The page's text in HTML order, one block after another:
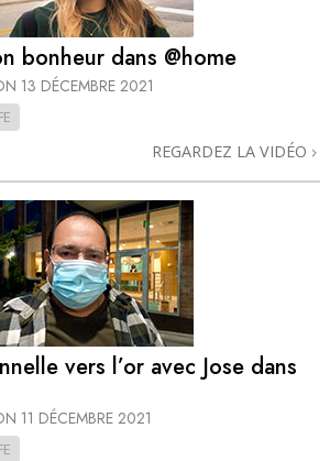
bonheur dans @home
13 DÉCEMBRE 2021
REGARDEZ LA VIDÉO
vers l’or avec Jose dans
11 DÉCEMBRE 2021